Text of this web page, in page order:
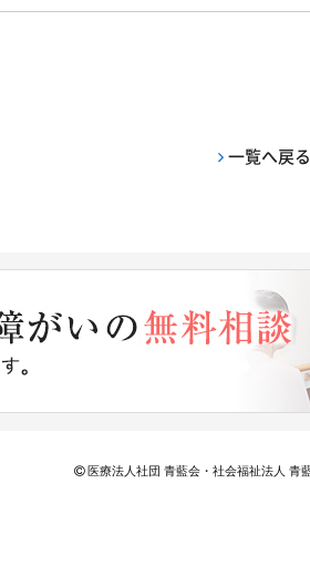
一覧へ戻る
医療法人社団 青藍会・社会福祉法人 青